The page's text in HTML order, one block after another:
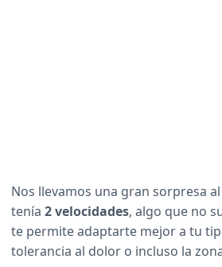
Nos llevamos una gran sorpresa
tenía 2 velocidades, algo que no
te permite adaptarte mejor a tu
tolerancia al dolor o incluso la